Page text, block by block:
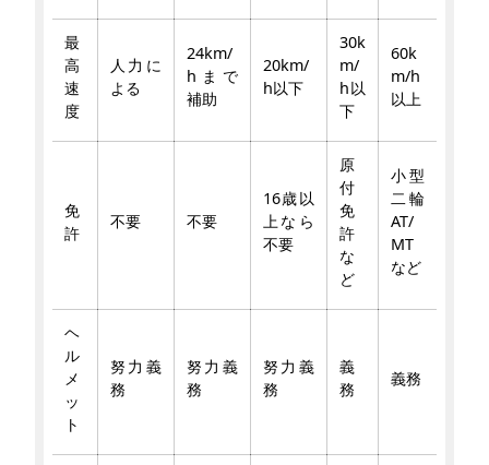
最
高
速
度
人力に
よる
24km/
hまで
補助
20km/
h以下
30k
m/
h以
下
60k
m/h
以上
免
許
不要 不要
16歳以
上なら
不要
原
付
免
許
な
ど
小型
二輪
AT/
MT
など
ヘ
ル
メ
ッ
ト
努力義
務
努力義
務
努力義
務
義
務
義務